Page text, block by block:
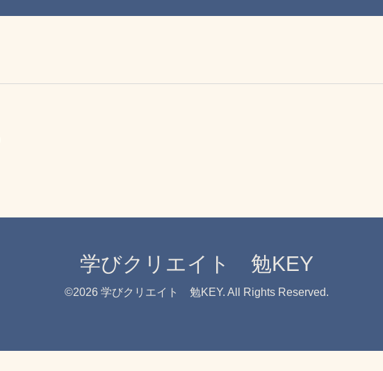
学びクリエイト 勉KEY
©2026 学びクリエイト 勉KEY. All Rights Reserved.